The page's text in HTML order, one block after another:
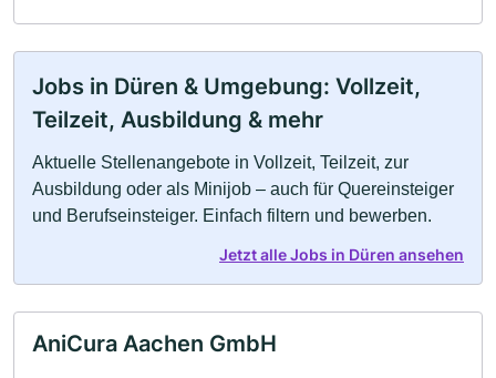
Jobs in Düren & Umgebung: Vollzeit,
Teilzeit, Ausbildung & mehr
Aktuelle Stellenangebote in Vollzeit, Teilzeit, zur
Ausbildung oder als Minijob – auch für Quereinsteiger
und Berufseinsteiger. Einfach filtern und bewerben.
Jetzt alle Jobs in Düren ansehen
AniCura Aachen GmbH